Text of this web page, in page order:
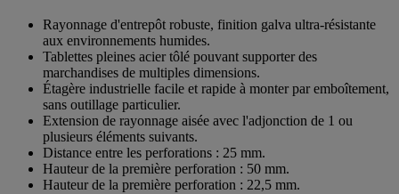
Rayonnage d'entrepôt robuste, finition galva ultra-résistante
aux environnements humides.
Tablettes pleines acier tôlé pouvant supporter des
marchandises de multiples dimensions.
Étagère industrielle facile et rapide à monter par emboîtement,
sans outillage particulier.
Extension de rayonnage aisée avec l'adjonction de 1 ou
plusieurs éléments suivants.
Distance entre les perforations : 25 mm.
Hauteur de la première perforation : 50 mm.
Hauteur de la première perforation : 22,5 mm.